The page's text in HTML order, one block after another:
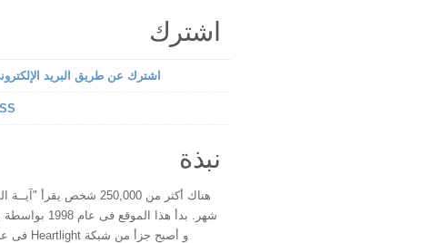
اشترك
اشترك عن طريق البريد
نبذة
هناك أكثر من 250,000 شخص يقرأ
شهر. بدأ هذا الموقع فى
و أصبح جزأ من شبكة Heartlight فى عام 2000